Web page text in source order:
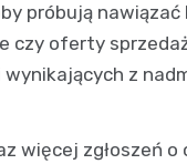
próbują
czy oferty
z
więcej zgłoszeń